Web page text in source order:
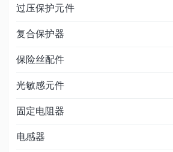
过压保护元件
复合保护器
保险丝配件
光敏感元件
固定电阻器
电感器